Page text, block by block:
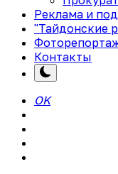
Реклама и
"Тайдонские
Контакты
OK